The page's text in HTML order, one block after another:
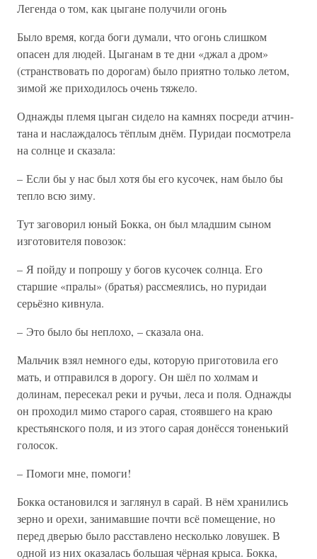
Легенда о том, как цыгане получили огонь
Было время, когда боги думали, что огонь слишком
опасен для людей. Цыганам в те дни «джал а дром»
(странствовать по дорогам) было приятно только летом,
зимой же приходилось очень тяжело.
Однажды племя цыган сидело на камнях посреди атчин-
тана и наслаждалось тёплым днём. Пуридаи посмотрела
на солнце и сказала:
– Если бы у нас был хотя бы его кусочек, нам было бы
тепло всю зиму.
Тут заговорил юный Бокка, он был младшим сыном
изготовителя повозок:
– Я пойду и попрошу у богов кусочек солнца. Его
старшие «пралы» (братья) рассмеялись, но пуридаи
серьёзно кивнула.
– Это было бы неплохо, – сказала она.
Мальчик взял немного еды, которую приготовила его
мать, и отправился в дорогу. Он шёл по холмам и
долинам, пересекал реки и ручьи, леса и поля. Однажды
он проходил мимо старого сарая, стоявшего на краю
крестьянского поля, и из этого сарая донёсся тоненький
голосок.
– Помоги мне, помоги!
Бокка остановился и заглянул в сарай. В нём хранились
зерно и орехи, занимавшие почти всё помещение, но
перед дверью было расставлено несколько ловушек. В
одной из них оказалась большая чёрная крыса. Бокка,